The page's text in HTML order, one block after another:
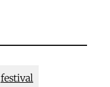
festival